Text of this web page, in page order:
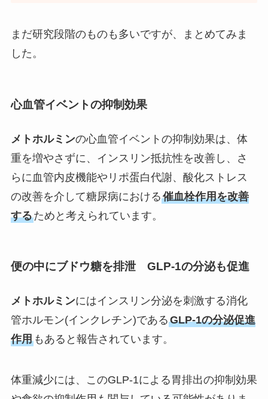
まだ研究段階のものも多いですが、まとめてみま
した。
心血管イベントの抑制効果
メトホルミンの心血管イベントの抑制効果は、体
重を増やさずに、インスリン抵抗性を改善し、さ
らに血管内皮機能やリポ蛋白代謝、酸化ストレス
の改善を介して糖尿病における催血栓作用を改善
するためと考えられています。
便の中にブドウ糖を排泄 GLP-1の分泌も促進
メトホルミンにはインスリン分泌を刺激する消化
管ホルモン(インクレチン)であるGLP-1の分泌促進
作用もあると報告されています。
体重減少には、このGLP-1による胃排出の抑制効果